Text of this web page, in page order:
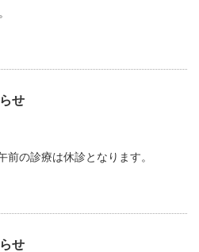
せ
の診療は休診となります。
せ